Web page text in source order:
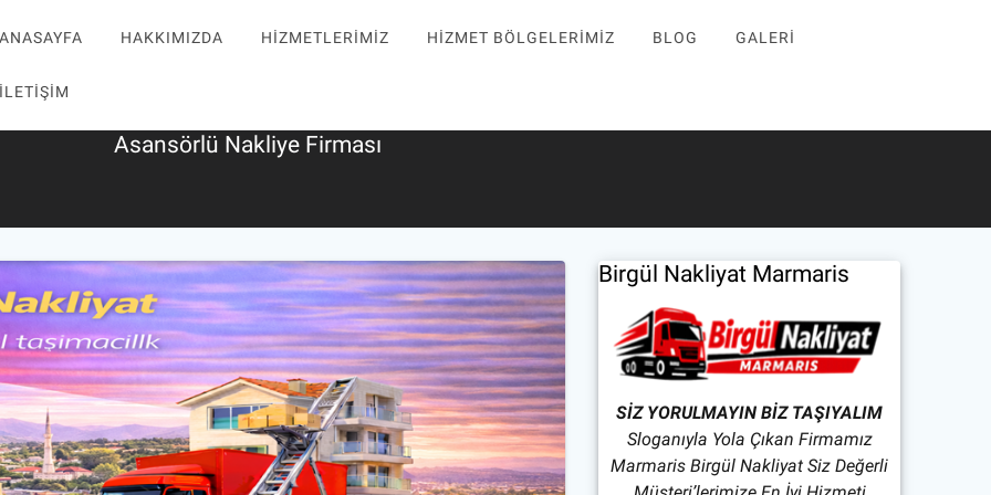
ANASAYFA HAKKIMIZDA HIZMETLERIMIZ HIZMET BÖLGELERIMIZ BLOG GALERI
İLETIŞIMEvden Eve Nakliyat
Asansörlü Nakliye Firması
Birgül Nakliyat Marmaris
SİZ YORULMAYIN BİZ TAŞIYALIM
Sloganıyla Yola Çıkan Firmamız
Marmaris Birgül Nakliyat Siz Değerli